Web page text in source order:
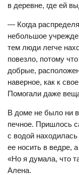
в деревне, где ей
— Когда
небольшое
тем люди легче
повезло, потому
добрые,
наверное, как к
Помогали даже
В доме не было ни
печное. Пришлось
с водой
ее носить в ведре,
«Но я думала, что
Алена.